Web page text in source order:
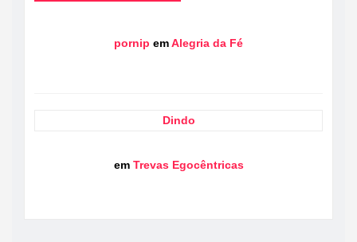
pornip emAlegria da Fé
Dindo
em Trevas Egocêntricas